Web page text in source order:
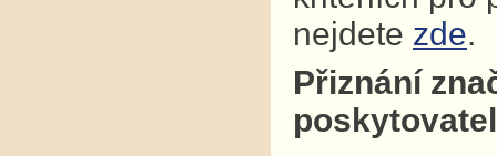
nejdete zde.
Přiznání